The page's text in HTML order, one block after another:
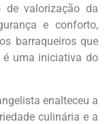
de valorização da
e conforto,
barraqueiros que
é uma iniciativa do
enalteceu a
culinária e a